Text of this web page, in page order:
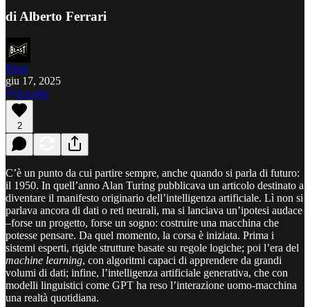
di Alberto Ferrari
Blast
giu 17, 2025
Ascolta
2
C’è un punto da cui partire sempre, anche quando si parla di futuro:
il 1950. In quell’anno Alan Turing pubblicava un articolo destinato a
diventare il manifesto originario dell’intelligenza artificiale. Lì non si
parlava ancora di dati o reti neurali, ma si lanciava un’ipotesi audace
–forse un progetto, forse un sogno: costruire una macchina che
potesse pensare. Da quel momento, la corsa è iniziata. Prima i
sistemi esperti, rigide strutture basate su regole logiche; poi l’era del
machine learning, con algoritmi capaci di apprendere da grandi
volumi di dati; infine, l’intelligenza artificiale generativa, che con
modelli linguistici come GPT ha reso l’interazione uomo-macchina
una realtà quotidiana.